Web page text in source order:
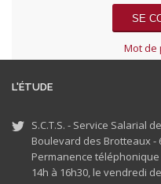
Mot de
L'ÉTUDE
S.C.T.S. - Service Salarial
Boulevard des Brotteaux -
Permanence
14h à 16h30, le vendredi